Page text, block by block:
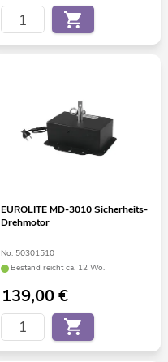
EUROLITE MD-3010 Sicherheits-
Drehmotor
No. 50301510
Bestand reicht ca. 12 Wo.
139,00€